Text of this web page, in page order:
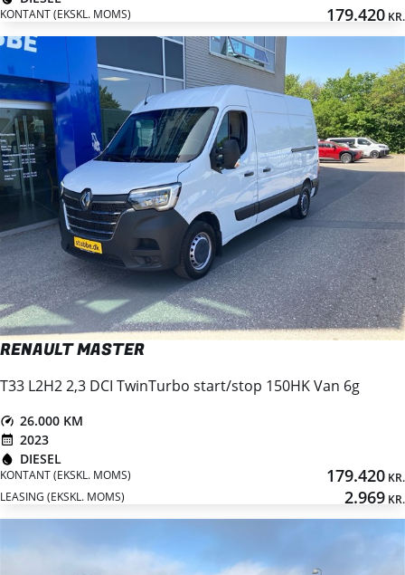
KONTANT (EKSKL. MOMS) 179.420 KR.
RENAULT MASTER
T33 L2H2 2,3 DCI TwinTurbo start/stop 150HK Van 6g
26.000 KM
2023
DIESEL
KONTANT (EKSKL. MOMS) 179.420 KR.
LEASING (EKSKL. MOMS)
2.969 KR.